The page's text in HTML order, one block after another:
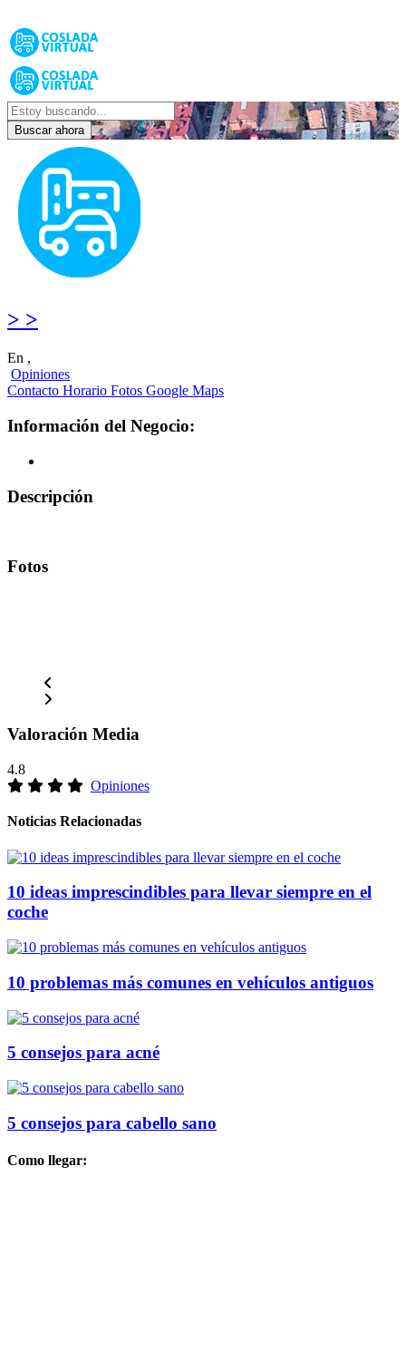
Buscar ahora
> >
En ,
Opiniones
Contacto Horario Fotos Google Maps
Información del Negocio:
Descripción
Fotos
Valoración Media
4.8
Opiniones
Noticias Relacionadas
10 ideas imprescindibles para llevar siempre en el
coche
10 problemas más comunes en vehículos antiguos
5 consejos para acné
5 consejos para cabello sano
Como llegar: